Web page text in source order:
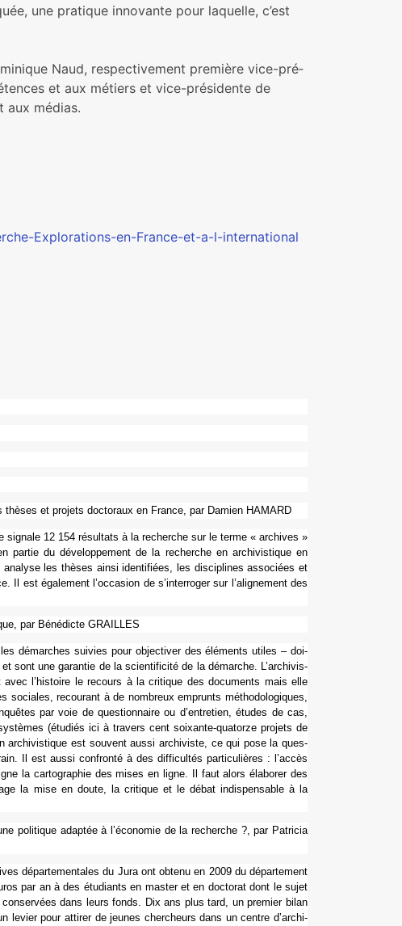
une pra­ti­que inno­vante pour laquelle, c’est
Naud, res­pec­ti­ve­ment pre­mière vice-pré­
et aux métiers et vice-pré­si­dente de
aux médias.
Explorations-en-France-et-a-l-international
et pro­jets doc­to­raux en France, par Damien HAMARD
12 154 résul­tats à la recher­che sur le terme « archi­ves »
partie du déve­lop­pe­ment de la recher­che en archi­vis­ti­que en
les thèses ainsi iden­ti­fiées, les dis­ci­pli­nes asso­ciées et
est également l’occa­sion de s’inter­ro­ger sur l’ali­gne­ment des
par Bénédicte GRAILLES
démar­ches sui­vies pour objec­ti­ver des éléments utiles – doi­
sont une garan­tie de la scien­ti­fi­cité de la démar­che. L’archi­vis­
l’his­toire le recours à la cri­ti­que des docu­ments mais elle
recou­rant à de nom­breux emprunts métho­do­lo­gi­ques,
par voie de ques­tion­naire ou d’entre­tien, études de cas,
(étudiés ici à tra­vers cent soixante-qua­torze pro­jets de
archi­vis­ti­que est sou­vent aussi archi­viste, ce qui pose la ques­
Il est aussi confronté à des dif­fi­cultés par­ti­cu­liè­res : l’accès
la car­to­gra­phie des mises en ligne. Il faut alors élaborer des
la mise en doute, la cri­ti­que et le débat indis­pen­sa­ble à la
poli­ti­que adap­tée à l’économie de la recher­che ?, par Patricia
dépar­te­men­ta­les du Jura ont obtenu en 2009 du dépar­te­ment
par an à des étudiants en master et en doc­to­rat dont le sujet
dans leurs fonds. Dix ans plus tard, un pre­mier bilan
levier pour atti­rer de jeunes cher­cheurs dans un centre d’archi­